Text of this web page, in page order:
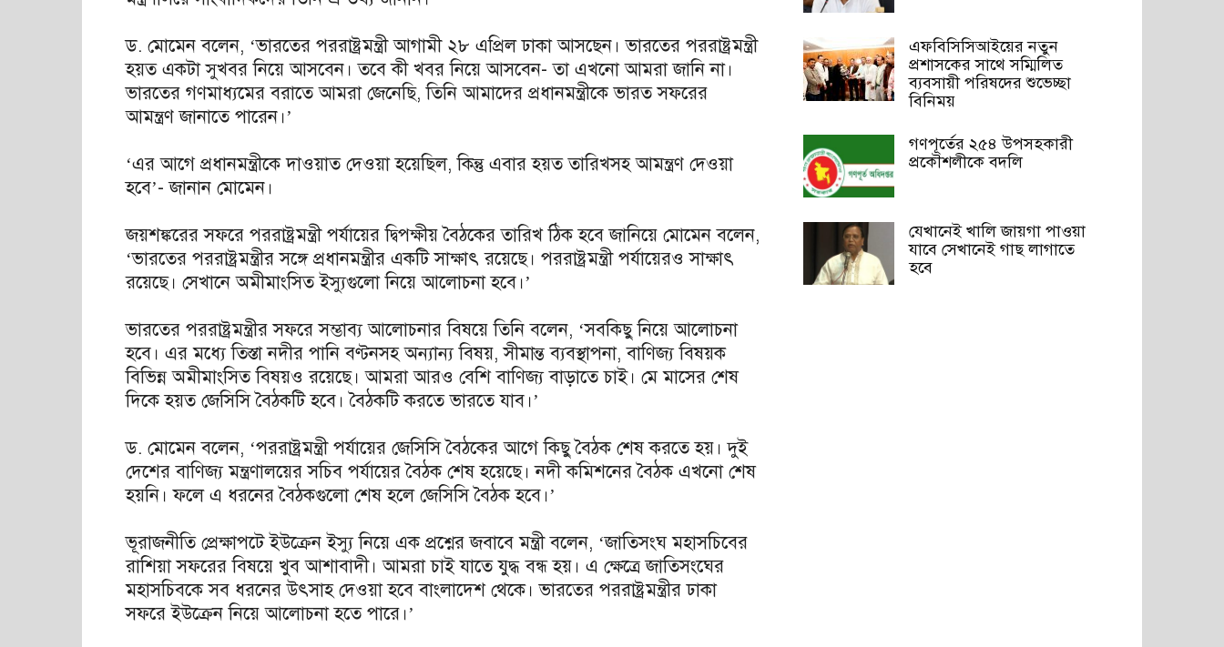
ড. মোমেন বলেন, ‘ভারতের পররাষ্ট্রমন্ত্রী আগামী ২৮ এপ্রিল ঢাকা আসছেন। ভারতের পররাষ্ট্রমন্ত্রী
হয়ত একটা সুখবর নিয়ে আসবেন। তবে কী খবর নিয়ে আসবেন- তা এখনো আমরা জানি না।
ভারতের গণমাধ্যমের বরাতে আমরা জেনেছি, তিনি আমাদের প্রধানমন্ত্রীকে ভারত সফরের
আমন্ত্রণ জানাতে পারেন।’
‘এর আগে প্রধানমন্ত্রীকে দাওয়াত দেওয়া হয়েছিল, কিন্তু এবার হয়ত তারিখসহ আমন্ত্রণ দেওয়া
হবে’- জানান মোমেন।
জয়শঙ্করের সফরে পররাষ্ট্রমন্ত্রী পর্যায়ের দ্বিপক্ষীয় বৈঠকের তারিখ ঠিক হবে জানিয়ে মোমেন বলেন,
‘ভারতের পররাষ্ট্রমন্ত্রীর সঙ্গে প্রধানমন্ত্রীর একটি সাক্ষাৎ রয়েছে। পররাষ্ট্রমন্ত্রী পর্যায়েরও সাক্ষাৎ
রয়েছে। সেখানে অমীমাংসিত ইস্যুগুলো নিয়ে আলোচনা হবে।’
ভারতের পররাষ্ট্রমন্ত্রীর সফরে সম্ভাব্য আলোচনার বিষয়ে তিনি বলেন, ‘সবকিছু নিয়ে আলোচনা
হবে। এর মধ্যে তিস্তা নদীর পানি বণ্টনসহ অন্যান্য বিষয়, সীমান্ত ব্যবস্থাপনা, বাণিজ্য বিষয়ক
বিভিন্ন অমীমাংসিত বিষয়ও রয়েছে। আমরা আরও বেশি বাণিজ্য বাড়াতে চাই। মে মাসের শেষ
দিকে হয়ত জেসিসি বৈঠকটি হবে। বৈঠকটি করতে ভারতে যাব।’
ড. মোমেন বলেন, ‘পররাষ্ট্রমন্ত্রী পর্যায়ের জেসিসি বৈঠকের আগে কিছু বৈঠক শেষ করতে হয়। দুই
দেশের বাণিজ্য মন্ত্রণালয়ের সচিব পর্যায়ের বৈঠক শেষ হয়েছে। নদী কমিশনের বৈঠক এখনো শেষ
হয়নি। ফলে এ ধরনের বৈঠকগুলো শেষ হলে জেসিসি বৈঠক হবে।’
ভূরাজনীতি প্রেক্ষাপটে ইউক্রেন ইস্যু নিয়ে এক প্রশ্নের জবাবে মন্ত্রী বলেন, ‘জাতিসংঘ মহাসচিবের
রাশিয়া সফরের বিষয়ে খুব আশাবাদী। আমরা চাই যাতে যুদ্ধ বন্ধ হয়। এ ক্ষেত্রে জাতিসংঘের
মহাসচিবকে সব ধরনের উৎসাহ দেওয়া হবে বাংলাদেশ থেকে। ভারতের পররাষ্ট্রমন্ত্রীর ঢাকা
সফরে ইউক্রেন নিয়ে আলোচনা হতে পারে।’
এফবিসিসিআইয়ের নতুন
প্রশাসকের সাথে সম্মিলিত
ব্যবসায়ী পরিষদের শুভেচ্ছা
বিনিময়
গণপূর্তের ২৫৪ উপসহকারী
প্রকৌশলীকে বদলি
যেখানেই খালি জায়গা পাওয়া
যাবে সেখানেই গাছ লাগাতে
হবে